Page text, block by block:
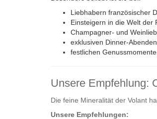
Liebhabern französischer
Einsteigern in die Welt der
Champagner- und
exklusiven Dinner-Abenden
festlichen
Unsere Empfehlung:
Die feine Mineralität der Volant
Unsere Empfehlungen: